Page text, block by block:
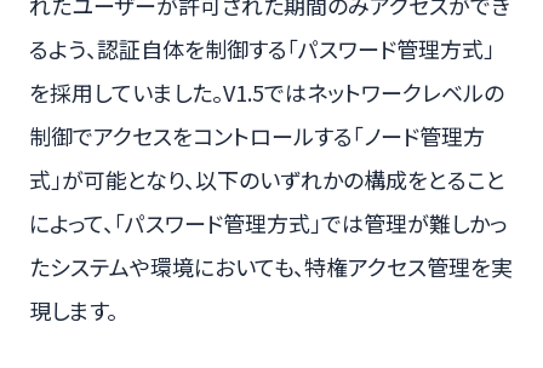
るよう、認証自体を制御する「パスワード管理方式」
を採用していました。V1.5ではネットワークレベルの
制御でアクセスをコントロールする「ノード管理方
式」が可能となり、以下のいずれかの構成をとること
によって、「パスワード管理方式」では管理が難しかっ
たシステムや環境においても、特権アクセス管理を実
現します。